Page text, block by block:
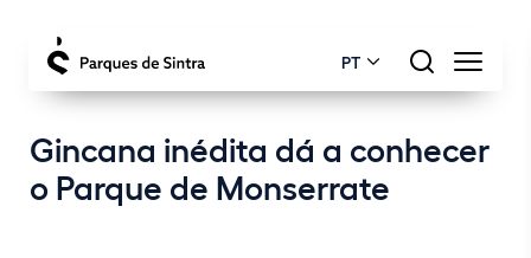
PT
Gincana inédita dá a conhecer
o Parque de Monserrate